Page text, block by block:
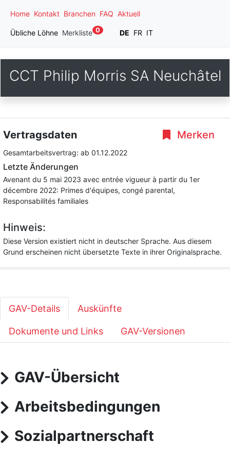
Home Kontakt Branchen FAQ Aktuell
Übliche Löhne Merkliste 0 DE FR IT
CCT Philip Morris SA Neuchâtel
Merken
Vertragsdaten
Gesamtarbeitsvertrag: ab 01.12.2022
Letzte Änderungen
Avenant du 5 mai 2023 avec entrée vigueur à partir du 1er
décembre 2022: Primes d'équipes, congé parental,
Responsabilités familiales
Hinweis:
Diese Version existiert nicht in deutscher Sprache. Aus diesem
Grund erscheinen nicht übersetzte Texte in ihrer Originalsprache.
GAV-Details Auskünfte
Dokumente und Links GAV-Versionen
GAV-Übersicht
Arbeitsbedingungen
Sozialpartnerschaft